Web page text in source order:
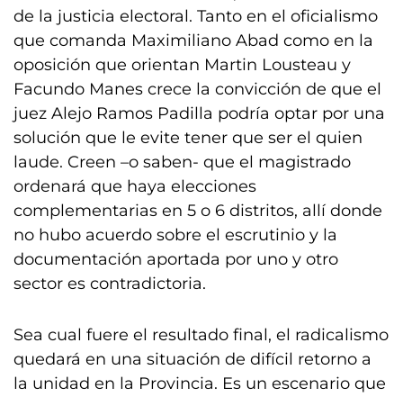
de la justicia electoral. Tanto en el oficialismo
que comanda Maximiliano Abad como en la
oposición que orientan Martin Lousteau y
Facundo Manes crece la convicción de que el
juez Alejo Ramos Padilla podría optar por una
solución que le evite tener que ser el quien
laude. Creen –o saben- que el magistrado
ordenará que haya elecciones
complementarias en 5 o 6 distritos, allí donde
no hubo acuerdo sobre el escrutinio y la
documentación aportada por uno y otro
sector es contradictoria.
Sea cual fuere el resultado final, el radicalismo
quedará en una situación de difícil retorno a
la unidad en la Provincia. Es un escenario que